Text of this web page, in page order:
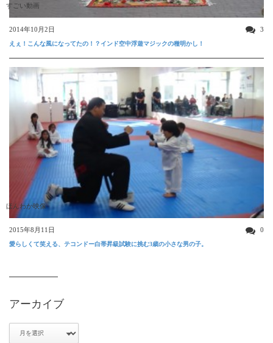
すごい動画
2014年10月2日 3
えぇ！こんな風になってたの！？インド空中浮遊マジックの種明かし！
ほんわか映像
2015年8月11日 0
愛らしくて笑える、テコンドー白帯昇級試験に挑む3歳の小さな男の子。
アーカイブ